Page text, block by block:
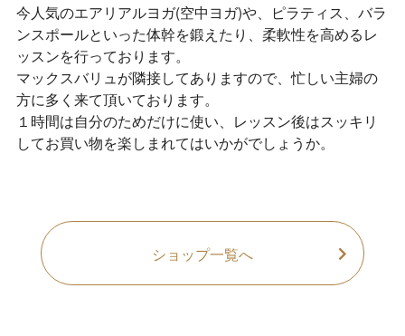
今人気のエアリアルヨガ(空中ヨガ)や、ピラティス、バラ
ンスポールといった体幹を鍛えたり、柔軟性を高めるレ
ッスンを行っております。
マックスバリュが隣接してありますので、忙しい主婦の
方に多く来て頂いております。
１時間は自分のためだけに使い、レッスン後はスッキリ
してお買い物を楽しまれてはいかがでしょうか。
ショップ一覧へ